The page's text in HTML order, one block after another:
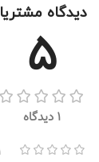
دیدگاه
5
1 دیدگاه